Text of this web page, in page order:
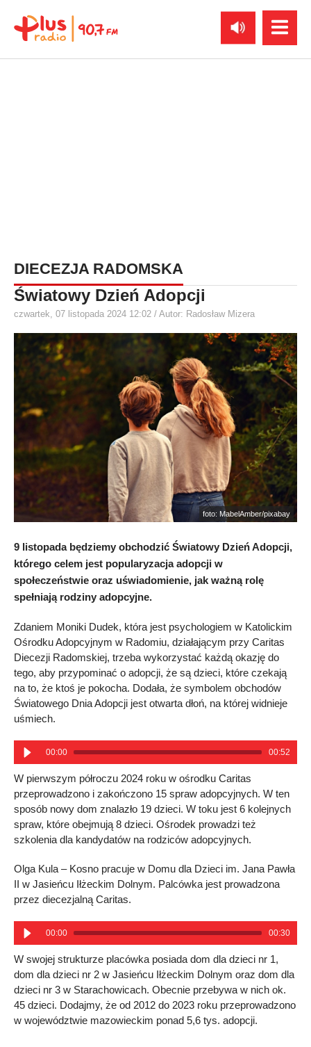
DIECEZJA RADOMSKA
Światowy Dzień Adopcji
czwartek, 07 listopada 2024 12:02 / Autor: Radosław Mizera
foto: MabelAmber/pixabay
9 listopada będziemy obchodzić Światowy Dzień Adopcji,
którego celem jest popularyzacja adopcji w
społeczeństwie oraz uświadomienie, jak ważną rolę
spełniają rodziny adopcyjne.
Zdaniem Moniki Dudek, która jest psychologiem w Katolickim
Ośrodku Adopcyjnym w Radomiu, działającym przy Caritas
Diecezji Radomskiej, trzeba wykorzystać każdą okazję do
tego, aby przypominać o adopcji, że są dzieci, które czekają
na to, że ktoś je pokocha. Dodała, że symbolem obchodów
Światowego Dnia Adopcji jest otwarta dłoń, na której widnieje
uśmiech.
00:00 00:52
W pierwszym półroczu 2024 roku w ośrodku Caritas
przeprowadzono i zakończono 15 spraw adopcyjnych. W ten
sposób nowy dom znalazło 19 dzieci. W toku jest 6 kolejnych
spraw, które obejmują 8 dzieci. Ośrodek prowadzi też
szkolenia dla kandydatów na rodziców adopcyjnych.
Olga Kula – Kosno pracuje w Domu dla Dzieci im. Jana Pawła
II w Jasieńcu Iłżeckim Dolnym. Palcówka jest prowadzona
przez diecezjalną Caritas.
00:00 00:30
W swojej strukturze placówka posiada dom dla dzieci nr 1,
dom dla dzieci nr 2 w Jasieńcu Iłżeckim Dolnym oraz dom dla
dzieci nr 3 w Starachowicach. Obecnie przebywa w nich ok.
45 dzieci. Dodajmy, że od 2012 do 2023 roku przeprowadzono
w województwie mazowieckim ponad 5,6 tys. adopcji.